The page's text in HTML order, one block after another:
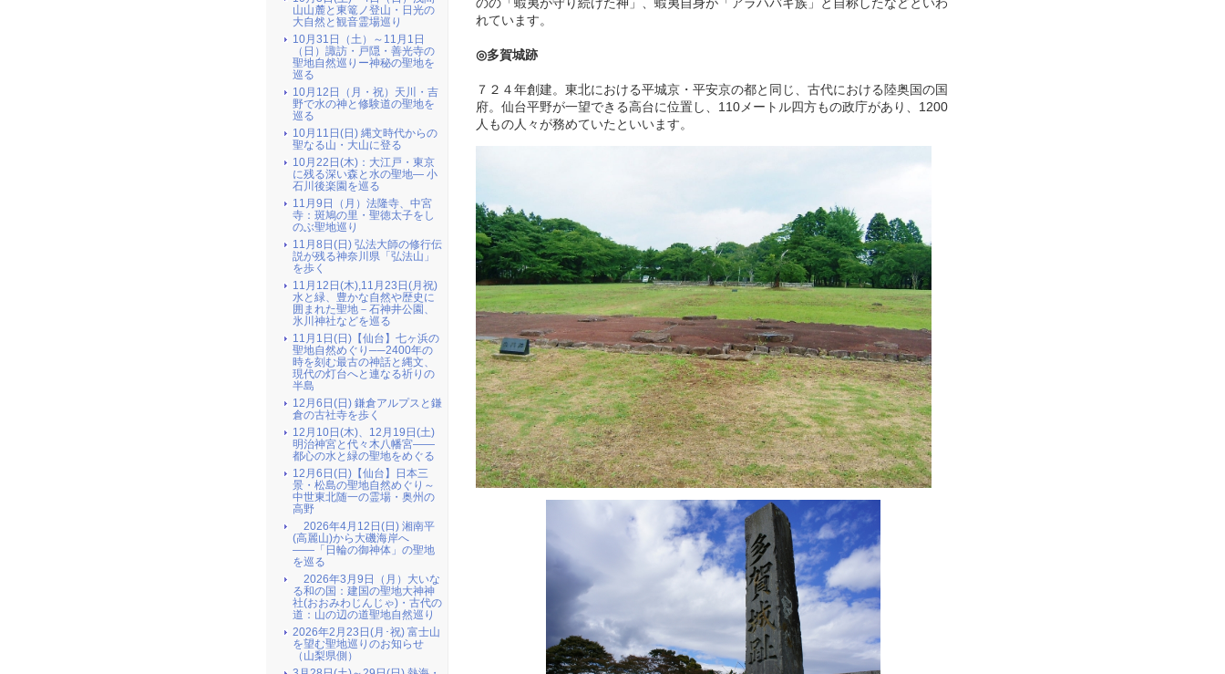
のの「蝦夷が守り続けた神」、蝦夷自身が「アラハバキ族」と自称したなどといわ
れています。
◎多賀城跡
７２４年創建。東北における平城京・平安京の都と同じ、古代における陸奥国の国
府。仙台平野が一望できる高台に位置し、110メートル四方もの政庁があり、1200
人もの人々が務めていたといいます。
山山麓と東篭ノ登山・日光の
大自然と観音霊場巡り
10月31日（土）～11月1日
（日）諏訪・戸隠・善光寺の
聖地自然巡りー神秘の聖地を
巡る
10月12日（月・祝）天川・吉
野で水の神と修験道の聖地を
巡る
10月11日(日) 縄文時代からの
聖なる山・大山に登る
10月22日(木)：大江戸・東京
に残る深い森と水の聖地― 小
石川後楽園を巡る
11月9日（月）法隆寺、中宮
寺：斑鳩の里・聖徳太子をし
のぶ聖地巡り
11月8日(日) 弘法大師の修行伝
説が残る神奈川県「弘法山」
を歩く
11月12日(木),11月23日(月祝)
水と緑、豊かな自然や歴史に
囲まれた聖地－石神井公園、
氷川神社などを巡る
11月1日(日)【仙台】七ヶ浜の
聖地自然めぐり──2400年の
時を刻む最古の神話と縄文、
現代の灯台へと連なる祈りの
半島
12月6日(日) 鎌倉アルプスと鎌
倉の古社寺を歩く
12月10日(木)、12月19日(土)
明治神宮と代々木八幡宮――
都心の水と緑の聖地をめぐる
12月6日(日)【仙台】日本三
景・松島の聖地自然めぐり～
中世東北随一の霊場・奥州の
高野
2026年4月12日(日) 湘南平
(高麗山)から大磯海岸へ
――「日輪の御神体」の聖地
を巡る
2026年3月9日（月）大いな
る和の国：建国の聖地大神神
社(おおみわじんじゃ)・古代の
道：山の辺の道聖地自然巡り
2026年2月23日(月･祝) 富士山
を望む聖地巡りのお知らせ
（山梨県側）